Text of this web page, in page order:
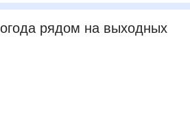
рядом на выходных